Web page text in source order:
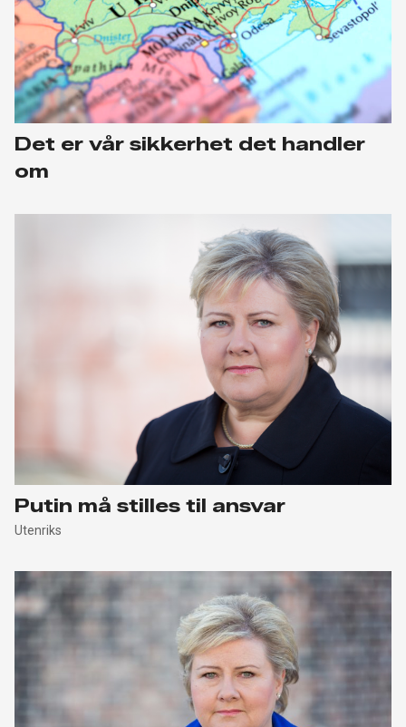
Det er vår sikkerhet det handler
om
Putin må stilles til ansvar
Utenriks